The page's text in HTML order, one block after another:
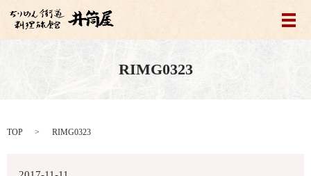
メ
RIMG0323
TOP RIMG0323